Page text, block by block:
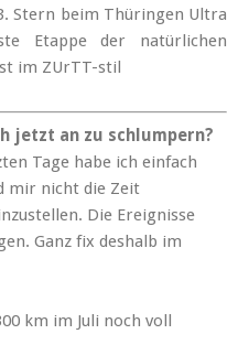
Stern beim Thüringen Ultra
Etappe der natürlichen
im ZUrTT-stil
jetzt an zu schlumpern?
Tage habe ich einfach
mir nicht die Zeit
Die Ereignisse
Ganz fix deshalb im
km im Juli noch voll